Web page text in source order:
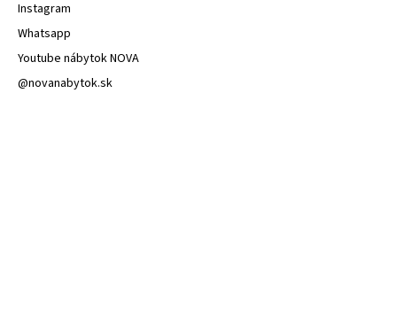
Instagram
Whatsapp
Youtube nábytok NOVA
@novanabytok.sk